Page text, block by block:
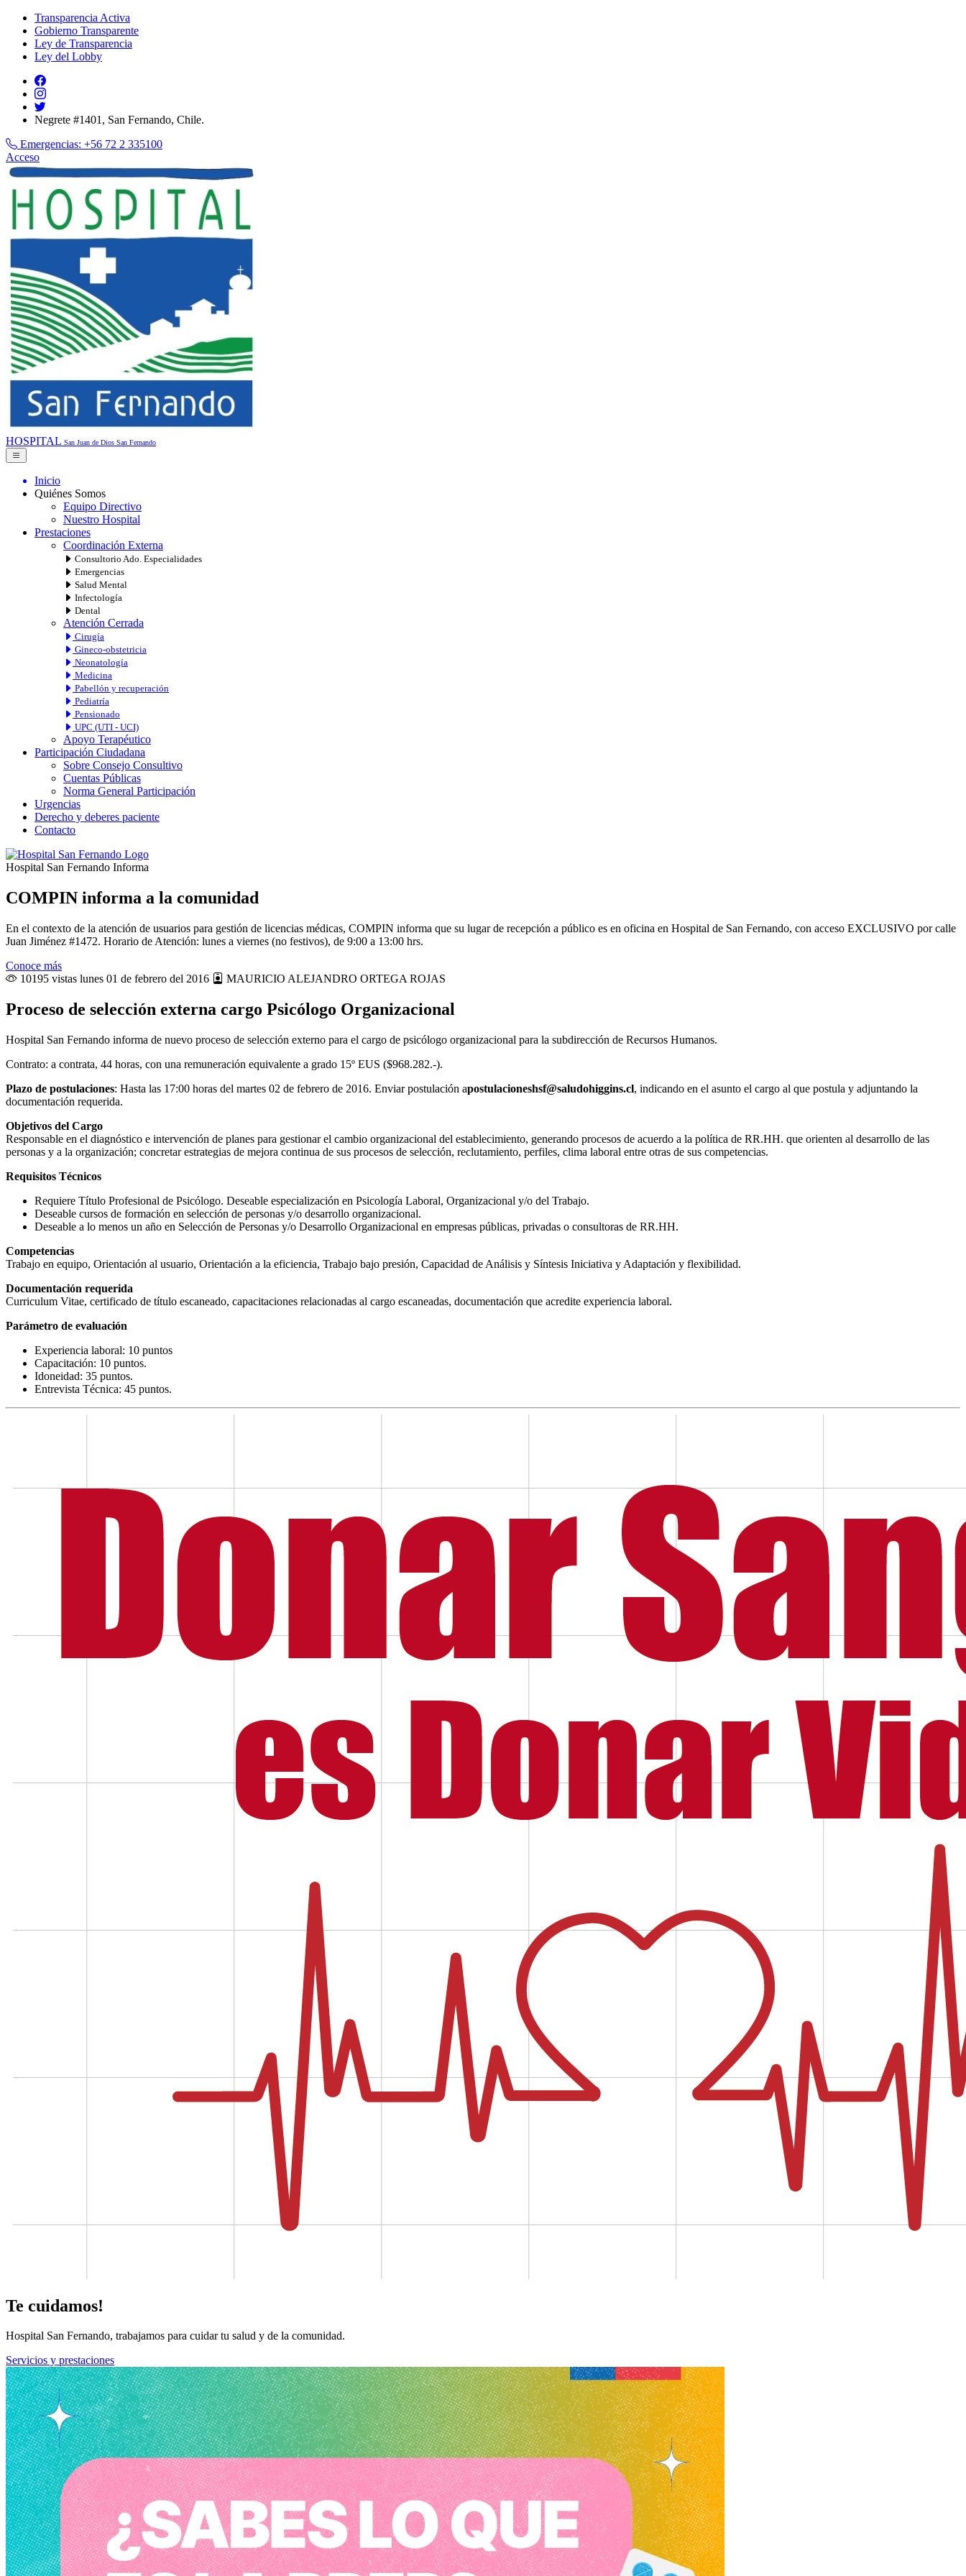
Transparencia Activa
Gobierno Transparente
Ley de Transparencia
Ley del Lobby
Negrete #1401, San Fernando, Chile.
Emergencias: +56 72 2 335100
Acceso
HOSPITAL San Juan de Dios San Fernando
Inicio
Quiénes Somos
Equipo Directivo
Nuestro Hospital
Prestaciones
Coordinación Externa
Consultorio Ado. Especialidades
Emergencias
Salud Mental
Infectología
Dental
Atención Cerrada
Cirugía
Gineco-obstetricia
Neonatología
Medicina
Pabellón y recuperación
Pediatría
Pensionado
UPC (UTI - UCI)
Apoyo Terapéutico
Participación Ciudadana
Sobre Consejo Consultivo
Cuentas Públicas
Norma General Participación
Urgencias
Derecho y deberes paciente
Contacto
Hospital San Fernando Informa
COMPIN informa a la comunidad
En el contexto de la atención de usuarios para gestión de licencias médicas, COMPIN informa que su lugar de recepción a público es en oficina en Hospital de San Fernando, con acceso EXCLUSIVO por calle
Juan Jiménez #1472. Horario de Atención: lunes a viernes (no festivos), de 9:00 a 13:00 hrs.
Conoce más
10195 vistas lunes 01 de febrero del 2016 MAURICIO ALEJANDRO ORTEGA ROJAS
Proceso de selección externa cargo Psicólogo Organizacional
Hospital San Fernando informa de nuevo proceso de selección externo para el cargo de psicólogo organizacional para la subdirección de Recursos Humanos.
Contrato: a contrata, 44 horas, con una remuneración equivalente a grado 15º EUS ($968.282.-).
Plazo de postulaciones: Hasta las 17:00 horas del martes 02 de febrero de 2016. Enviar postulación apostulacioneshsf@saludohiggins.cl, indicando en el asunto el cargo al que postula y adjuntando la
documentación requerida.
Objetivos del Cargo
Responsable en el diagnóstico e intervención de planes para gestionar el cambio organizacional del establecimiento, generando procesos de acuerdo a la política de RR.HH. que orienten al desarrollo de las
personas y a la organización; concretar estrategias de mejora continua de sus procesos de selección, reclutamiento, perfiles, clima laboral entre otras de sus competencias.
Requisitos Técnicos
Requiere Título Profesional de Psicólogo. Deseable especialización en Psicología Laboral, Organizacional y/o del Trabajo.
Deseable cursos de formación en selección de personas y/o desarrollo organizacional.
Deseable a lo menos un año en Selección de Personas y/o Desarrollo Organizacional en empresas públicas, privadas o consultoras de RR.HH.
Competencias
Trabajo en equipo, Orientación al usuario, Orientación a la eficiencia, Trabajo bajo presión, Capacidad de Análisis y Síntesis Iniciativa y Adaptación y flexibilidad.
Documentación requerida
Curriculum Vitae, certificado de título escaneado, capacitaciones relacionadas al cargo escaneadas, documentación que acredite experiencia laboral.
Parámetro de evaluación
Experiencia laboral: 10 puntos
Capacitación: 10 puntos.
Idoneidad: 35 puntos.
Entrevista Técnica: 45 puntos.
Te cuidamos!
Hospital San Fernando, trabajamos para cuidar tu salud y de la comunidad.
Servicios y prestaciones